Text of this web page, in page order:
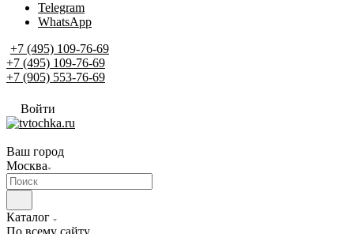
Telegram
WhatsApp
+7 (495) 109-76-69
+7 (495) 109-76-69
+7 (905) 553-76-69
Войти
Ваш город
Москва
Каталог
По всему сайту